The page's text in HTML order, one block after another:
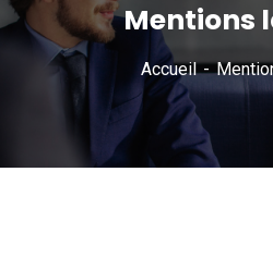
Mentions
Accueil